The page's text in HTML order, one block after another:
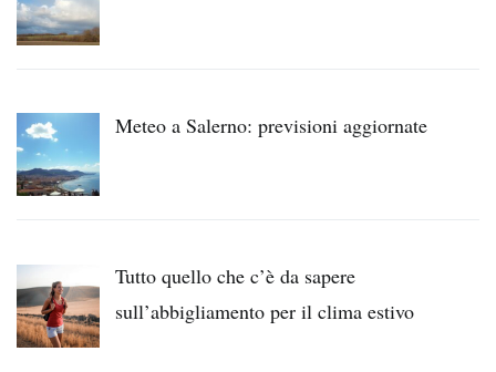
Meteo a Salerno: previsioni aggiornate
Tutto quello che c’è da sapere
sull’abbigliamento per il clima estivo